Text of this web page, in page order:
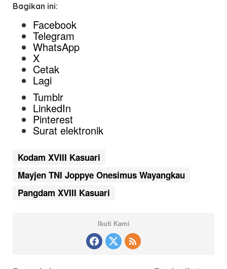
Bagikan ini:
Facebook
Telegram
WhatsApp
X
Cetak
Lagi
Tumblr
LinkedIn
Pinterest
Surat elektronik
Kodam XVIII Kasuari
Mayjen TNI Joppye Onesimus Wayangkau
Pangdam XVIII Kasuari
Ikuti Kami